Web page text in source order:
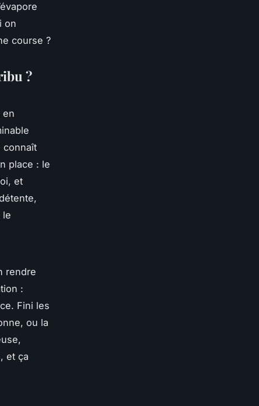
on
course ?
?
en
connaît
place : le
et
le
rendre
:
Fini les
ou la
et ça